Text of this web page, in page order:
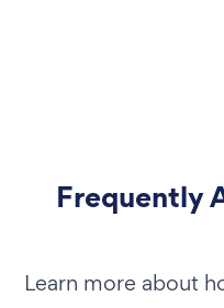
Frequently
Learn more about